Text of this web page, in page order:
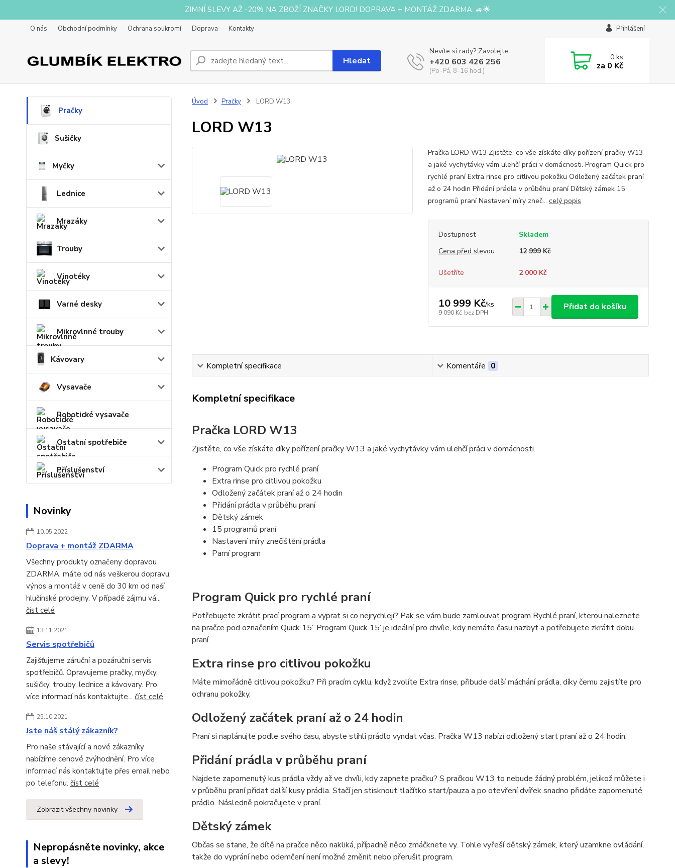
ZIMNÍ SLEVY AŽ -20% NA ZBOŽÍ ZNAČKY LORD! DOPRAVA + MONTÁŽ ZDARMA. 🚙🌟
O nás Obchodní podmínky Ochrana soukromí Doprava Kontakty Přihlášení
Hledat
Nevíte si rady? Zavolejte.
+420 603 426 256
(Po-Pá, 8-16 hod.)
0ks
za 0 Kč
Pračky
Sušičky
Myčky
Lednice
Mrazáky
Trouby
Vinotéky
Varné desky
Mikrovlnné trouby
Kávovary
Vysavače
Robotické vysavače
Ostatní spotřebiče
Příslušenství
Novinky
10.05.2022
Doprava + montáž ZDARMA
Všechny produkty označeny dopravou
ZDARMA, máte od nás veškerou dopravu,
výnos a montáž v ceně do 30 km od naší
hlučínské prodejny. V případě zájmu vá...
číst celé
13.11.2021
Servis spotřebičů
Zajišťujeme záruční a pozáruční servis
spotřebičů. Opravujeme pračky, myčky,
sušičky, trouby, lednice a kávovary. Pro
více informací nás kontaktujte... číst celé
25.10.2021
Jste náš stálý zákazník?
Pro naše stávající a nové zákazníky
nabízíme cenové zvýhodnění. Pro více
informací nás kontaktujte přes email nebo
po telefonu. číst celé
Zobrazit všechny novinky
Nepropásněte novinky, akce
a slevy!
Úvod Pračky LORD W13
LORD W13
Pračka LORD W13 Zjistěte, co vše získáte díky pořízení pračky W13
a jaké vychytávky vám ulehčí práci v domácnosti. Program Quick pro
rychlé praní Extra rinse pro citlivou pokožku Odložený začátek praní
až o 24 hodin Přidání prádla v průběhu praní Dětský zámek 15
programů praní Nastavení míry zneč... celý popis
Dostupnost
Skladem
Cena před slevou
12 999 Kč
Ušetříte 2 000 Kč
10 999 Kč/ks
9 090 Kč bez DPH
Přidat do košíku
Kompletní specifikace Komentáře 0
Kompletní specifikace
Pračka LORD W13
Zjistěte, co vše získáte díky pořízení pračky W13 a jaké vychytávky vám ulehčí práci v domácnosti.
Program Quick pro rychlé praní
Extra rinse pro citlivou pokožku
Odložený začátek praní až o 24 hodin
Přidání prádla v průběhu praní
Dětský zámek
15 programů praní
Nastavení míry znečištění prádla
Parní program
Program Quick pro rychlé praní
Potřebujete zkrátit prací program a vyprat si co nejrychleji? Pak se vám bude zamlouvat program Rychlé praní, kterou naleznete
na pračce pod označením Quick 15’. Program Quick 15’ je ideální pro chvíle, kdy nemáte času nazbyt a potřebujete zkrátit dobu
praní.
Extra rinse pro citlivou pokožku
Máte mimořádně citlivou pokožku? Při pracím cyklu, když zvolíte Extra rinse, přibude další máchání prádla, díky čemu zajistíte pro
ochranu pokožky.
Odložený začátek praní až o 24 hodin
Praní si naplánujte podle svého času, abyste stihli prádlo vyndat včas. Pračka W13 nabízí odložený start praní až o 24 hodin.
Přidání prádla v průběhu praní
Najdete zapomenutý kus prádla vždy až ve chvíli, kdy zapnete pračku? S pračkou W13 to nebude žádný problém, jelikož můžete i
v průběhu praní přidat další kusy prádla. Stačí jen stisknout tlačítko start/pauza a po otevření dvířek snadno přidáte zapomenuté
prádlo. Následně pokračujete v praní.
Dětský zámek
Občas se stane, že dítě na pračce něco nakliká, případně něco zmáčknete vy. Tohle vyřeší dětský zámek, který uzamkne ovládání,
takže do vyprání nebo odemčení není možné změnit nebo přerušit program.